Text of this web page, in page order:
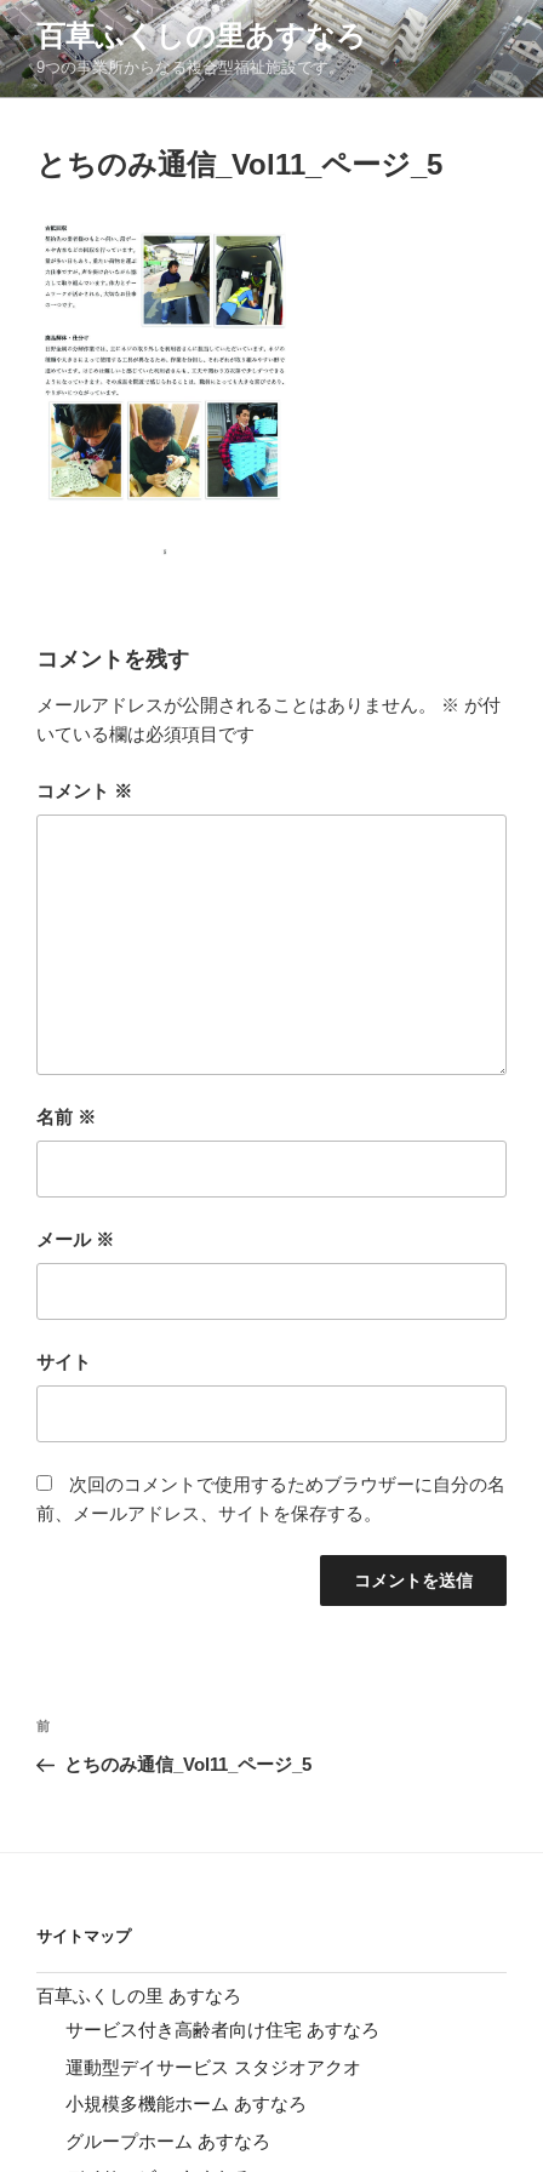
コ
ン
テ
ン
百草ふくしの里あすなろ
9つの事業所からなる複合型福祉施設です。
とちのみ通信_Vol11_ページ_5
コメントを残す
メールアドレスが公開されることはありません。 ※ が付
いている欄は必須項目です
コメント ※
名前 ※
メール ※
サイト
次回のコメントで使用するためブラウザーに自分の名
前、メールアドレス、サイトを保存する。
投
ナ
ョ
ン
前
の
前
とちのみ通信_Vol11_ページ_5
サイトマップ
百草ふくしの里 あすなろ
サービス付き高齢者向け住宅 あすなろ
運動型デイサービス スタジオアクオ
小規模多機能ホーム あすなろ
グループホーム あすなろ